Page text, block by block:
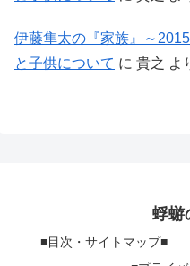
伊藤隼太の『家族』～
と子供について に 貴之 よ
蜉蝣
■目次・サイトマップ■